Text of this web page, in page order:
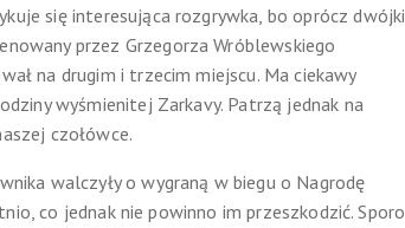
się interesująca rozgrywka, bo oprócz dwójki
przez Grzegorza Wróblewskiego
na drugim i trzecim miejscu. Ma ciekawy
wyśmienitej Zarkavy. Patrzą jednak na
czołówce.
walczyły o wygraną w biegu o Nagrodę
co jednak nie powinno im przeszkodzić. Sporo